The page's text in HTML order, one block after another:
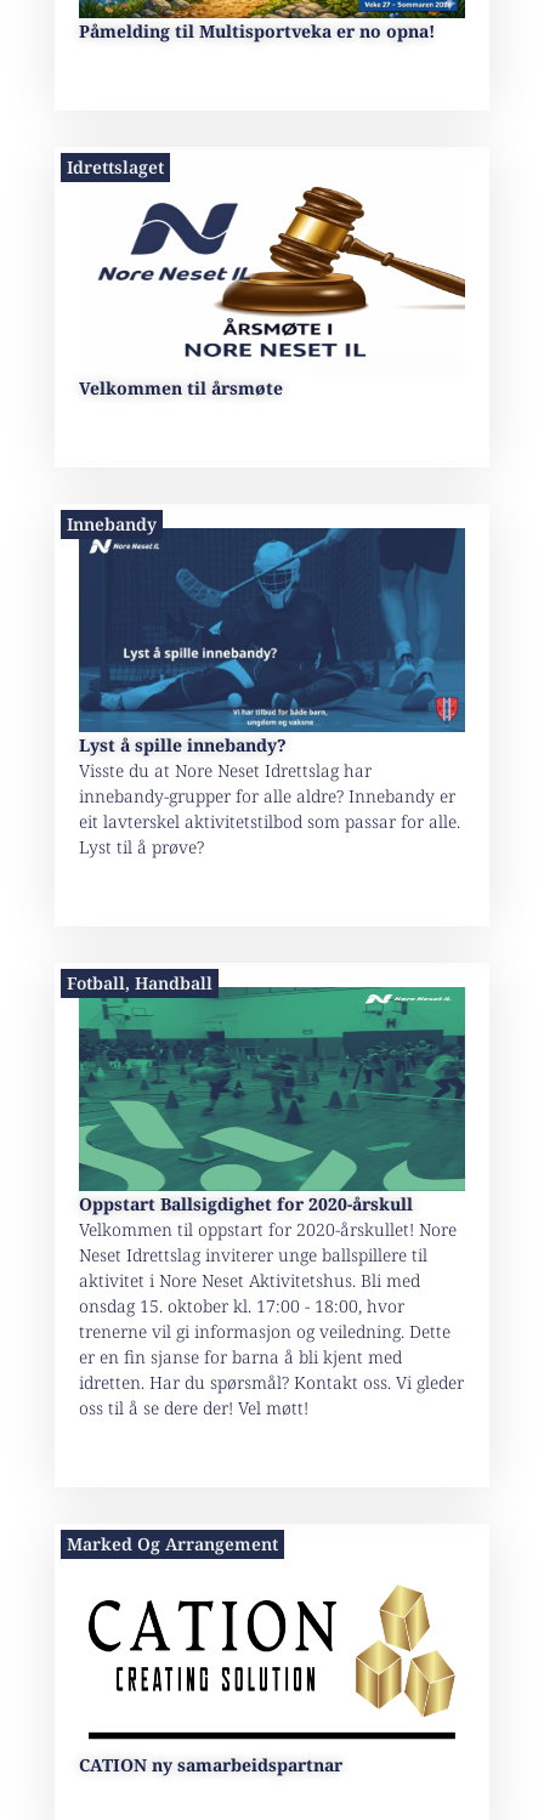
Påmelding til Multisportveka er no opna!
Velkommen til årsmøte
Idrettslaget
Lyst å spille innebandy?
Visste du at Nore Neset Idrettslag har
innebandy-grupper for alle aldre? Innebandy er
eit lavterskel aktivitetstilbod som passar for alle.
Lyst til å prøve?
Innebandy
Oppstart Ballsigdighet for 2020-årskull
Velkommen til oppstart for 2020-årskullet! Nore
Neset Idrettslag inviterer unge ballspillere til
aktivitet i Nore Neset Aktivitetshus. Bli med
onsdag 15. oktober kl. 17:00 - 18:00, hvor
trenerne vil gi informasjon og veiledning. Dette
er en fin sjanse for barna å bli kjent med
idretten. Har du spørsmål? Kontakt oss. Vi gleder
oss til å se dere der! Vel møtt!
Fotball, Handball
CATION ny samarbeidspartnar
Marked Og Arrangement